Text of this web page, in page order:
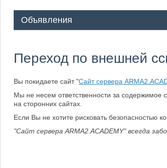
Объявления
Переход по внешней
Вы покидаете сайт "Сайт сервера
Мы не несем ответственности за содержимое
на сторонних сайтах.
Если Вы не хотите рисковать безопасностью
"Сайт сервера ARMA2.ACADEMY" всегда